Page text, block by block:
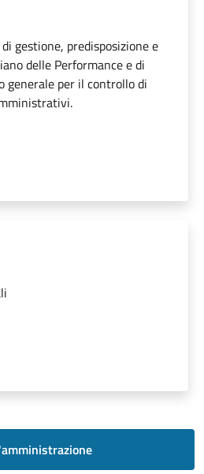
gestione, predisposizione e
delle Performance e di
generale per il controllo di